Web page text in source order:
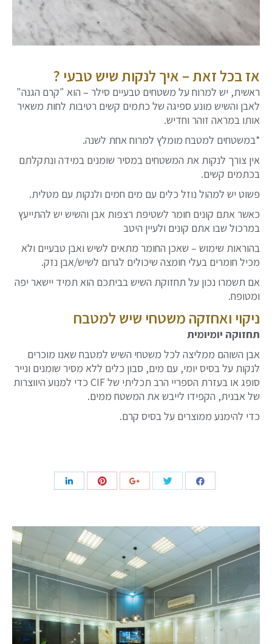
אז בכל זאת – איך לנקות שיש טבעי ?
ראשית, יש למרוח על משטחים טבעיים סילר – הוא "קרם הגנה"
לאבן והשיש מונע ספיגה של כתמים קשים רטיבות לחות משאיר
אותו במראה זוהר וחדיש.
*במשטחים למטבח מומלץ למרוח אחת לשנה.
אין צורך לנקות את המשטחים במסיר שומנים במידה ונתקלתם
בכתמים קשים.
פשוט יש למהול נוזל כלים עם מים חמים ולנקות עם מטלית.
כאשר אתם קונים חומר לשטיפת רצפות אבן והשיש יש להתייעץ
במרכול שבו אתם קונים ולעיין היטב
בהוראות שימוש – שאכן החומר מתאים לשיש ואבן טבעיים ולא
מכיל חומרים בעלי חומצה שיכולים לגרום לשיש/אבן נזק.
אם תשמרו נכון על תחזוקת השיש בביתכם הוא תמיד יישאר יפה
ומטופח.
ניקוי ואחזקה משטחי שיש למטבח
תחזוקה יומיומית
אבן השוהם ממליצה לכל משטחי השיש למטבח שאנו מוכרים
לנקות על בסיס יומי, עם מים, סבון כלים ללא מסיר שומנים ונייר
סופג או בעזרת הספריי הרב תכליתי של CIF כדי למנוע היווצרות
של אבנית, הקפידו לייבש את המשטח ממים.
כדי להימנע ממוצרים על בסיס קרם.